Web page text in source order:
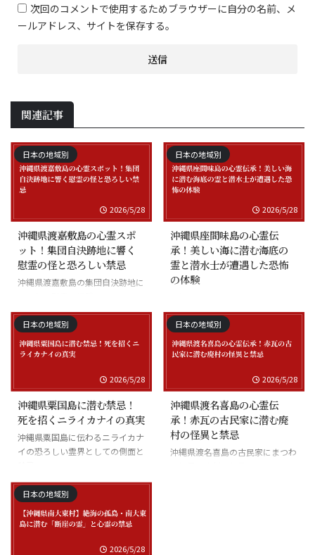
次回のコメントで使用するためブラウザーに自分の名前、メ
ールアドレス、サイトを保存する。
関連記事
日本の地域別
2026/5/28
沖縄県渡嘉敷島の心霊スポ
ット！集団自決跡地に響く
慰霊の怪と恐ろしい禁忌
沖縄県渡嘉敷島の集団自決跡地に
日本の地域別
2026/5/28
沖縄県座間味島の心霊伝
承！美しい海に潜む海底の
霊と潜水士が遭遇した恐怖
の体験
士の怪談
日本の地域別
2026/5/28
沖縄県粟国島に潜む禁忌！
死を招くニライカナイの真実
沖縄県粟国島に伝わるニライカナ
イの恐ろしい霊界としての側面と
日本の地域別
2026/5/28
沖縄県渡名喜島の心霊伝
承！赤瓦の古民家に潜む廃
村の怪異と禁忌
沖縄県渡名喜島の古民家にまつわ
日本の地域別
2026/5/28